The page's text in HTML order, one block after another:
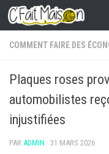
Skip to content
COMMENT FAIRE DES
Plaques roses
automobilistes
injustifiées
PAR ADMIN · 31 MARS 2026